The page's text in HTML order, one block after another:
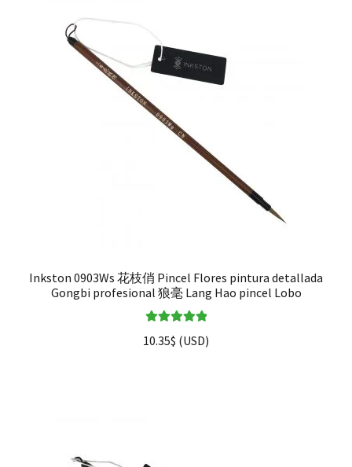
Inkston 0903Ws 花枝俏 Pincel Flores pintura detallada
Gongbi profesional 狼毫 Lang Hao pincel Lobo
5.00 de 5
10.35$ (USD)